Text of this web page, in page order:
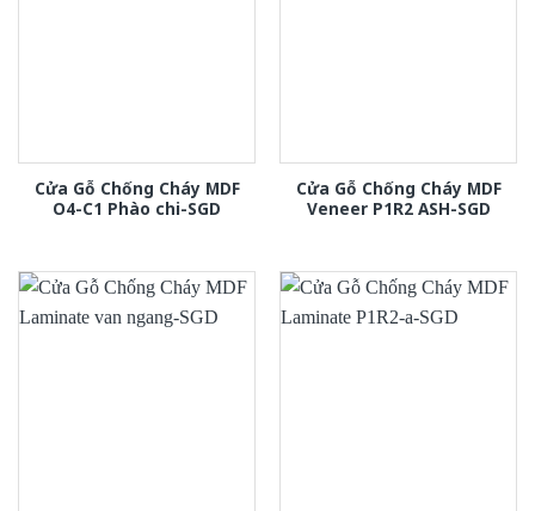
Cửa Gỗ Chống Cháy MDF
O4-C1 Phào chi-SGD
Cửa Gỗ Chống Cháy MDF
Veneer P1R2 ASH-SGD